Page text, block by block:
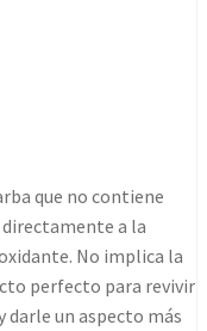
que no contiene
directamente a la
No implica la
perfecto para revivir
un aspecto más